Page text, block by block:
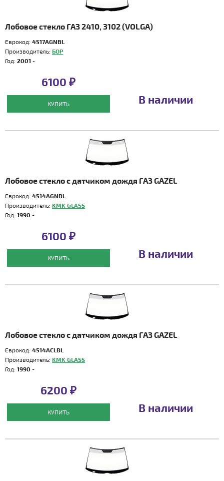
Лобовое стекло ГАЗ 2410, 3102 (VOLGA)
Еврокод: 4517AGNBL
Производитель: БОР
Год: 2001 -
6100 ₽
КУПИТЬ В наличии
Лобовое стекло с датчиком дождя ГАЗ GAZEL
Еврокод: 4514AGNBL
Производитель: KMK GLASS
Год: 1990 -
6100 ₽
КУПИТЬ В наличии
Лобовое стекло с датчиком дождя ГАЗ GAZEL
Еврокод: 4514ACLBL
Производитель: KMK GLASS
Год: 1990 -
6200 ₽
КУПИТЬ В наличии